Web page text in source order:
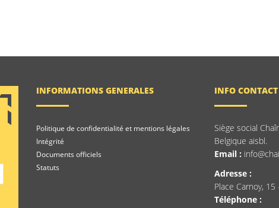
INFORMATIONS GENERALES
Politique de confidentialité et mentions légales
Intégrité
Documents officiels
Statuts
INFO CONTACT
Siège social
Belgique aisbl.
Email :
Adresse :
Place Carnoy,
Téléphone :